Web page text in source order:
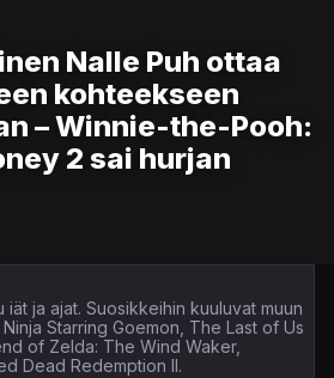
Nalle Puh ottaa
kohteekseen
– Winnie-the-Pooh:
2 sai hurjan
iät ja ajat. Suosikkeihin kuuluvat muun
Starring Goemon, The Last of Us
of Zelda: The Wind Waker,
Dead Redemption II.